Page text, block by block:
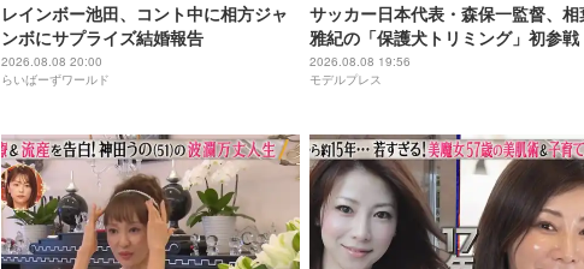
レインボー池田、コント中に相方ジャ
ンボにサプライズ結婚報告
2026.08.08 20:00
らいばーずワールド
サッカー日本代表・森保一監督、相
雅紀の「保護犬トリミング」初参戦
リームチームで心込めて挑む【24時
テレビ49】
2026.08.08 19:56
モデルプレス